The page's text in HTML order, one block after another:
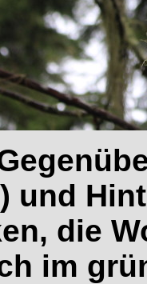
und
die
im